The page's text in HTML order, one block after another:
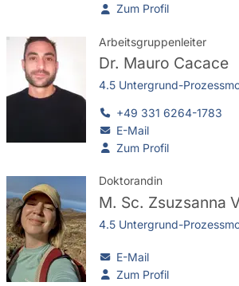
Zum Profil
Arbeitsgruppenleiter
Dr. Mauro Cacace
4.5 Untergrund-
+49 331 6264-1783
E-Mail
Zum Profil
Doktorandin
M. Sc. Zsuzsanna
4.5 Untergrund-
E-Mail
Zum Profil